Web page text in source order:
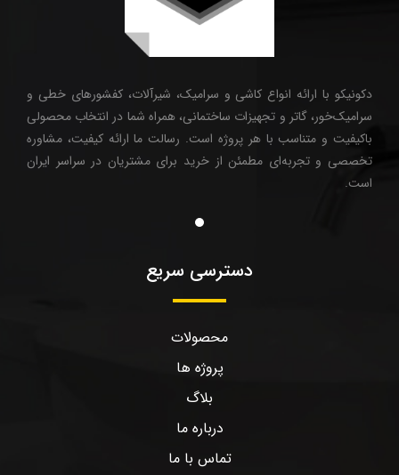
دکونیکو با ارائه انواع کاشی و سرامیک، شیرآلات، کفشورهای خطی و
سرامیک‌خور، گاتر و تجهیزات ساختمانی، همراه شما در انتخاب محصولی
باکیفیت و متناسب با هر پروژه است. رسالت ما ارائه کیفیت، مشاوره
تخصصی و تجربه‌ای مطمئن از خرید برای مشتریان در سراسر ایران
است.
دسترسی سریع
محصولات
پروژه ها
بلاگ
درباره ما
تماس با ما